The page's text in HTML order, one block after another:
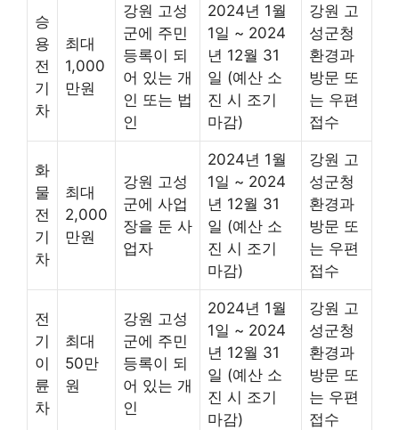
승
용
전
기
차
최대
1,000
만원
강원 고성
군에 주민
등록이 되
어 있는 개
인 또는 법
인
2024년 1월
1일 ~ 2024
년 12월 31
일 (예산 소
진 시 조기
마감)
강원 고
성군청
환경과
방문 또
는 우편
접수
화
물
전
기
차
최대
2,000
만원
강원 고성
군에 사업
장을 둔 사
업자
2024년 1월
1일 ~ 2024
년 12월 31
일 (예산 소
진 시 조기
마감)
강원 고
성군청
환경과
방문 또
는 우편
접수
전
기
이
륜
차
최대
50만
원
강원 고성
군에 주민
등록이 되
어 있는 개
인
2024년 1월
1일 ~ 2024
년 12월 31
일 (예산 소
진 시 조기
마감)
강원 고
성군청
환경과
방문 또
는 우편
접수